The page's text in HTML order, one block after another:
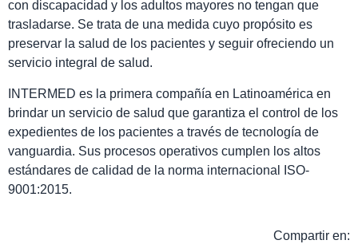
con discapacidad y los adultos mayores no tengan que
trasladarse. Se trata de una medida cuyo propósito es
preservar la salud de los pacientes y seguir ofreciendo un
servicio integral de salud.
INTERMED es la primera compañía en Latinoamérica en
brindar un servicio de salud que garantiza el control de los
expedientes de los pacientes a través de tecnología de
vanguardia. Sus procesos operativos cumplen los altos
estándares de calidad de la norma internacional ISO-
9001:2015.
Compartir en: